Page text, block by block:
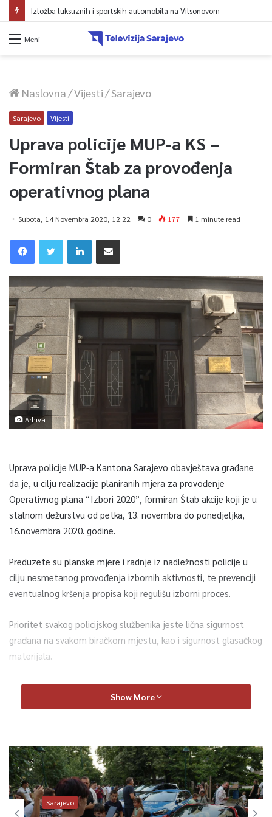
Izložba luksuznih i sportskih automobila na Vilsonovom
Meni
Naslovna/Vijesti/Sarajevo
Sarajevo Vijesti
Uprava policije MUP-a KS –
Formiran Štab za provođenja
operativnog plana
Subota, 14 Novembra 2020, 12:22 0 177 1 minute read
Arhiva
Uprava policije MUP-a Kantona Sarajevo obavještava građane
da je, u cilju realizacije planiranih mjera za provođenje
Operativnog plana “Izbori 2020”, formiran Štab akcije koji je u
stalnom dežurstvu od petka, 13. novembra do ponedjeljka,
16.novembra 2020. godine.
Preduzete su planske mjere i radnje iz nadležnosti policije u
cilju nesmetanog provođenja izbornih aktivnosti, te prevenciji
eventualnog kršenja propisa koji regulišu izborni proces.
Prioritet svakog policijskog službenika jeste lična sigurnost
građana na svakom biračkom mjestu, kao i sigurnost glasačkog
materijala.
Također, u odnosu na informacije koje su već određeni period
prisutne u javnom prostoru, naglašavamo i da nam je predmet
utvrdi da su učestvovale u manipulaciji izborne volje građana.
Upućen je poziv građanima Kantona Sarajevo, članovima
izbornih komisija, posmatračima i političkim subjektima da se
na dan održavanja izbora pridržavaju zakonskih odredbi i
Show More
Sarajevo